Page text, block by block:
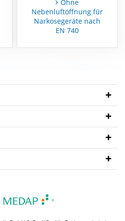
Ohne
Nebenluftöffnung für
Narkosegeräte nach
EN 740